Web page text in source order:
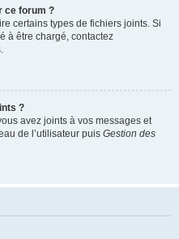
ce forum ?
certains types de fichiers joints. Si
à être chargé, contactez
?
avez joints à vos messages et
de l’utilisateur puis Gestion des